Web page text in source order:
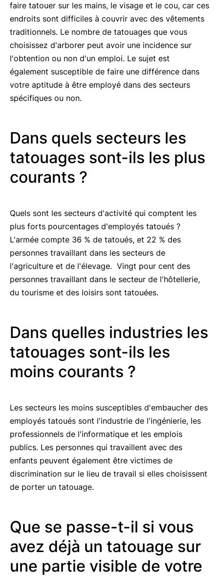
faire tatouer sur les mains, le visage et le cou, car ces
endroits sont difficiles à couvrir avec des vêtements
traditionnels. Le nombre de tatouages que vous
choisissez d'arborer peut avoir une incidence sur
l'obtention ou non d'un emploi. Le sujet est
également susceptible de faire une différence dans
votre aptitude à être employé dans des secteurs
spécifiques ou non.
Dans quels secteurs les
tatouages sont-ils les plus
courants ?
Quels sont les secteurs d'activité qui comptent les
plus forts pourcentages d'employés tatoués ?
L'armée compte 36 % de tatoués, et 22 % des
personnes travaillant dans les secteurs de
l'agriculture et de l'élevage. Vingt pour cent des
personnes travaillant dans le secteur de l'hôtellerie,
du tourisme et des loisirs sont tatouées.
Dans quelles industries les
tatouages sont-ils les
moins courants ?
Les secteurs les moins susceptibles d'embaucher des
employés tatoués sont l'industrie de l'ingénierie, les
professionnels de l'informatique et les emplois
publics. Les personnes qui travaillent avec des
enfants peuvent également être victimes de
discrimination sur le lieu de travail si elles choisissent
de porter un tatouage.
Que se passe-t-il si vous
avez déjà un tatouage sur
une partie visible de votre